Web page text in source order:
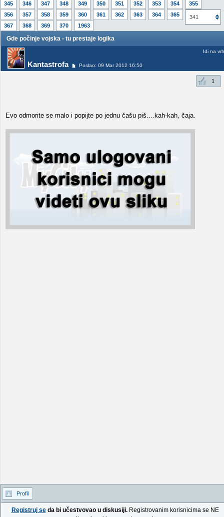
345
346 347 348 349 350 351 352 353 354
355
356
357 358 359 360 361 362 363 364 365
366
367
368 369 370 1963
341
Gde počinje vojska - tu prestaje logika
Kantastrofa Poslao: 09 Mar 2012 16:50
Idi na vrh
1
Evo odmorite se malo i popijte po jednu čašu piš....kah-kah, čaja.
Profil
Registruj seda bi učestvovao u diskusiji.Registrovanim korisnicima se NE